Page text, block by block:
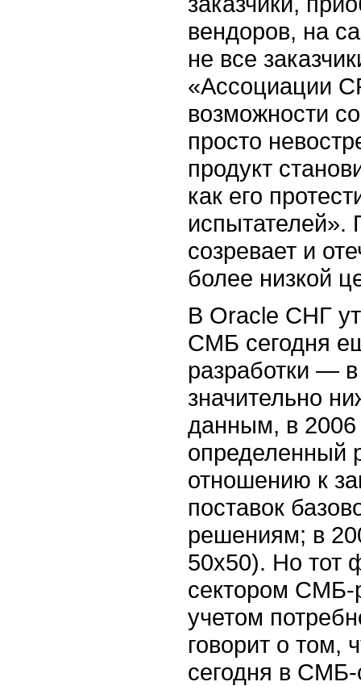
вендоров, на
не все
«Ассоциации
возможности
просто
продукт
как его
испытателей».
созревает и
более низкой
В Oracle СНГ
СМБ сегодня
разработки — в
значительно
данным, в
определенный
отношению к
поставок
решениям; в
50х50). Но тот
сектором СМБ-
учетом
говорит о том,
сегодня в СМБ-